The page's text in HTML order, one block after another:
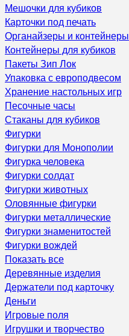
Мешочки для кубиков
Карточки под печать
Органайзеры и контейнеры
Контейнеры для кубиков
Пакеты Зип Лок
Упаковка с европодвесом
Хранение настольных игр
Песочные часы
Стаканы для кубиков
Фигурки
Фигурки для Монополии
Фигурка человека
Фигурки солдат
Фигурки животных
Оловянные фигурки
Фигурки металлические
Фигурки знаменитостей
Фигурки вождей
Показать все
Деревянные изделия
Держатели под карточку
Деньги
Игровые поля
Игрушки и творчество